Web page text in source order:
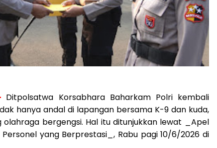
Ditpolsatwa Korsabhara Baharkam Polri kembali
hanya andal di lapangan bersama K-9 dan kuda,
bergengsi. Hal itu ditunjukkan lewat _Apel
yang Berprestasi_, Rabu pagi 10/6/2026 di